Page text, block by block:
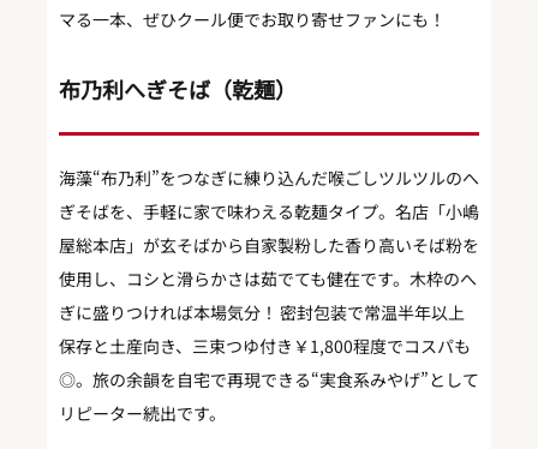
マる一本、ぜひクール便でお取り寄せファンにも！
布乃利へぎそば（乾麺）
海藻“布乃利”をつなぎに練り込んだ喉ごしツルツルのへ
ぎそばを、手軽に家で味わえる乾麺タイプ。名店「小嶋
屋総本店」が玄そばから自家製粉した香り高いそば粉を
使用し、コシと滑らかさは茹でても健在です。木枠のへ
ぎに盛りつければ本場気分！ 密封包装で常温半年以上
保存と土産向き、三束つゆ付き￥1,800程度でコスパも
◎。旅の余韻を自宅で再現できる“実食系みやげ”として
リピーター続出です。